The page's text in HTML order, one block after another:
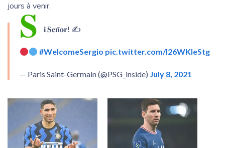
jours à venir.
𝐒 𝐢 𝐒𝐞𝐧̃𝐨𝐫! ✍️
#WelcomeSergio pic.twitter.com/I26WKleStg
— Paris Saint-Germain (@PSG_inside) July 8, 2021